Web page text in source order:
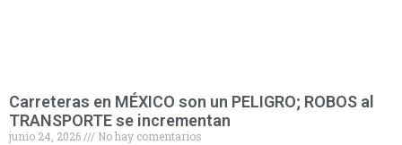
Carreteras en MÉXICO son un PELIGRO; ROBOS al
TRANSPORTE se incrementan
junio 24, 2026
No hay comentarios